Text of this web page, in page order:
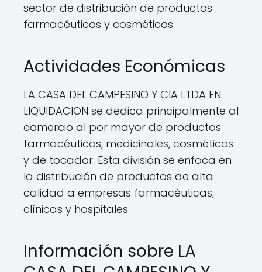
sector de distribución de productos
farmacéuticos y cosméticos.
Actividades Económicas
LA CASA DEL CAMPESINO Y CIA LTDA EN
LIQUIDACION se dedica principalmente al
comercio al por mayor de productos
farmacéuticos, medicinales, cosméticos
y de tocador. Esta división se enfoca en
la distribución de productos de alta
calidad a empresas farmacéuticas,
clínicas y hospitales.
Información sobre LA